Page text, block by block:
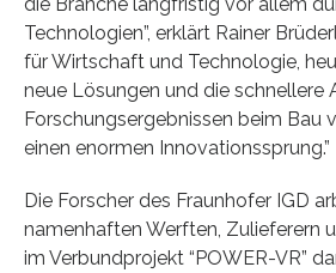
Technologien”, erklärt Rainer
für Wirtschaft und Technologie,
neue Lösungen und die schnellere
Forschungsergebnissen beim Bau
einen enormen Innovationssprung.”
Die Forscher des Fraunhofer IGD
namenhaften Werften, Zulieferern
im Verbundprojekt “POWER-VR”